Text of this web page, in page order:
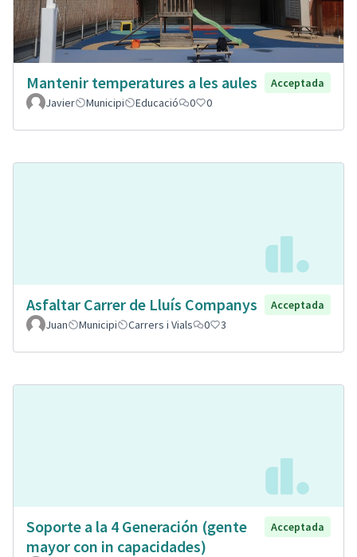
Mantenir temperatures a les aules
Acceptada
Javier
Municipi Educació 0 0
Asfaltar Carrer de Lluís Companys
Acceptada
Juan
Municipi Carrers i Vials 0 3
Soporte a la 4 Generación (gente
mayor con in capacidades)
Acceptada